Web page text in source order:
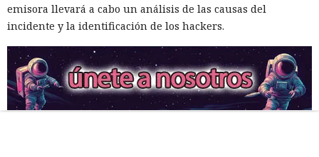
emisora llevará a cabo un análisis de las causas del
incidente y la identificación de los hackers.